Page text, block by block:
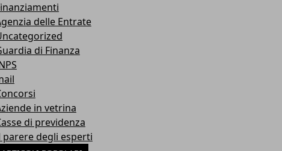
delle Entrate
di Finanza
in vetrina
di previdenza
parere degli esperti